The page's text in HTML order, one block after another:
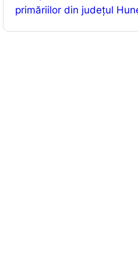
primăriilor din județul